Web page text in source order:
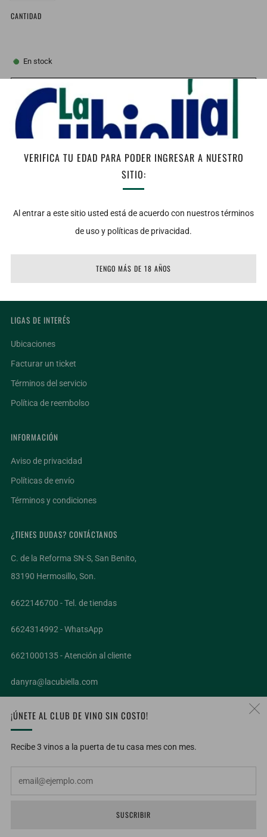
VERIFICA TU EDAD PARA PODER INGRESAR A NUESTRO
SITIO:
Al entrar a este sitio usted está de acuerdo con nuestros términos
de uso y políticas de privacidad.
TENGO MÁS DE 18 AÑOS
¡ÚNETE AL CLUB DE VINO SIN COSTO!
Recibe 3 vinos a la puerta de tu casa mes con mes.
SUSCRIBIR
CANTIDAD
En stock
FacebookTwitterEmail
Vista: Limpio, transparente con destellos platinados.
Nariz: Herbáceo, agave cocido, ahumado, ligera nota especiada y
Boca: De entrada es envolvente y complejo en el paladar, se percibe
LIGAS DE INTERÉS
Ubicaciones
Facturar un ticket
Términos del servicio
Política de reembolso
INFORMACIÓN
Aviso de privacidad
Políticas de envío
Términos y condiciones
¿TIENES DUDAS? CONTÁCTANOS
C. de la Reforma SN-S, San Benito,
83190 Hermosillo, Son.
6622146700 - Tel. de tiendas
6624314992 - WhatsApp
6621000135 - Atención al cliente
danyra@lacubiella.com
SÍGUENOS EN NUESTRAS REDES
FacebookTwitter Instagram
IDIOMA